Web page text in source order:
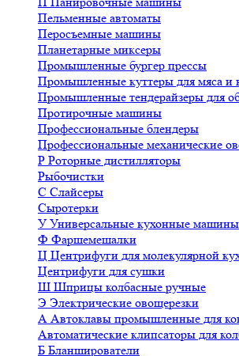
Пельменные автоматы
Перосъемные машины
Планетарные миксеры
Промышленные бургер прессы
Промышленные куттеры для мяса и
Промышленные тендерайзеры для
Протирочные машины
Профессиональные блендеры
Профессиональные механические
Р Роторные дистилляторы
Рыбочистки
С Слайсеры
Сыротерки
У Универсальные кухонные
Ф Фаршемешалки
Ц Центрифуги для молекулярной
Центрифуги для сушки
Ш Шприцы колбасные ручные
Э Электрические овощерезки
А Автоклавы промышленные для
Автоматические клипсаторы для
Б Бланширователи